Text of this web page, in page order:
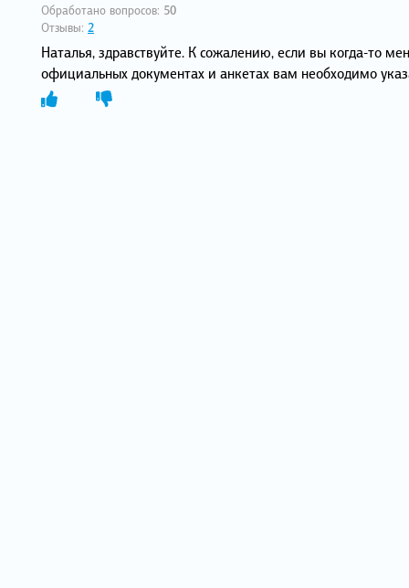
Обработано вопросов: 50
Отзывы: 2
Наталья, здравствуйте. К сожалению, если вы когда-то
официальных документах и анкетах вам необходимо